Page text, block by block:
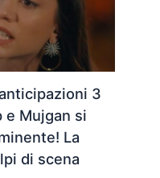
3
e Mujgan si
La
di scena